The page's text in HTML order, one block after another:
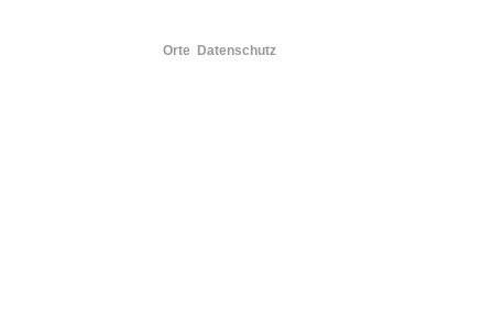
Orte Datenschutz